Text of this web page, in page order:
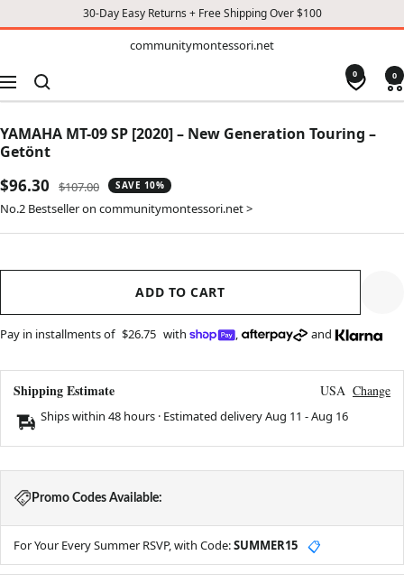
30-Day Easy Returns + Free Shipping Over $100
communitymontessori.net
Navigation
0 0
YAMAHA MT-09 SP [2020] – New Generation Touring –
Getönt
Sale
price
$96.30
Regular
price
$107.00 SAVE 10%
No.2 Bestseller on communitymontessori.net >
ADD TO CART
Pay in installments of $26.75 with , and
Shipping Estimate USA Change
Ships within 48 hours · Estimated deliveryAug 11 -Aug 16
Promo Codes Available:
For Your Every Summer RSVP, with Code:SUMMER15 📋